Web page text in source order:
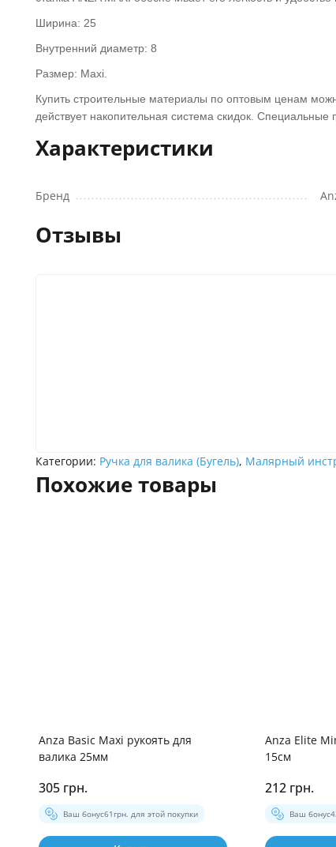
Ширина: 25
Внутренний диаметр: 8
Размер: Maxi.
Купить строительные материалы по оптовым ценам
действует накопительная система скидок.
Характеристики
Бренд
Отзывы
Категории: Ручка для валика (Бугель), Малярный
Похожие товары
Anza Basic Maxi рукоять для
валика 25мм
305 грн.
Ваш бонус61 грн. для этой покупки
Anza Elite
15см
212 грн.
Ваш бонус